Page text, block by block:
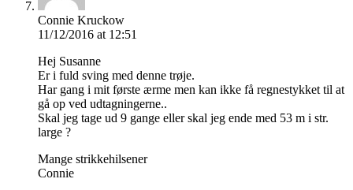
Connie Kruckow
11/12/2016 at 12:51
Hej Susanne
Er i fuld sving med denne trøje.
Har gang i mit første ærme men kan ikke få regnestykket til at
gå op ved udtagningerne..
Skal jeg tage ud 9 gange eller skal jeg ende med 53 m i str.
large ?
Mange strikkehilsener
Connie